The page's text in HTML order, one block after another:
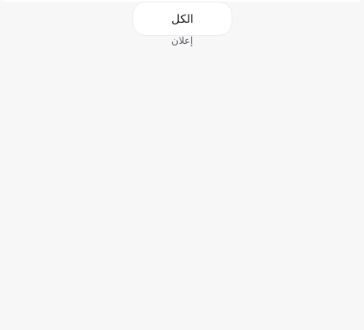
الكل
إعلان